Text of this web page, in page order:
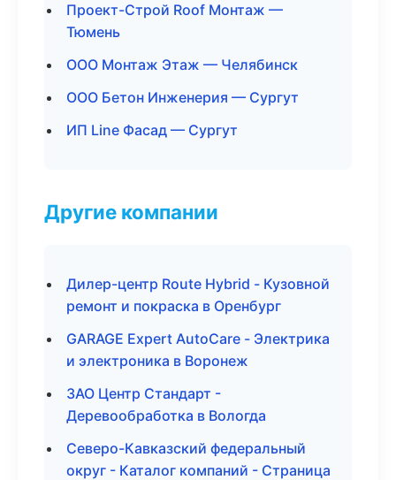
Проект-Строй Roof Монтаж —
Тюмень
ООО Монтаж Этаж — Челябинск
ООО Бетон Инженерия — Сургут
ИП Line Фасад — Сургут
Другие компании
Дилер-центр Route Hybrid - Кузовной
ремонт и покраска в Оренбург
GARAGE Expert AutoCare - Электрика
и электроника в Воронеж
ЗАО Центр Стандарт -
Деревообработка в Вологда
Северо-Кавказский федеральный
округ - Каталог компаний - Страница